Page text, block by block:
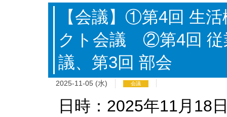
【会議】①第4回 生
クト会議 ②第4回 従
議、第3回 部会
2025-11-05 (水) 会議
日時：2025年11月18